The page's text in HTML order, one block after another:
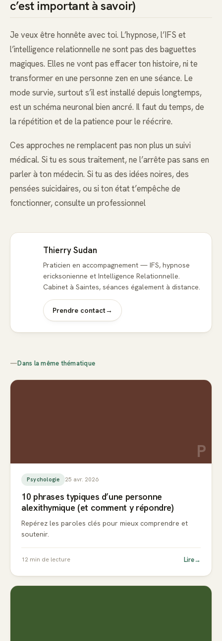
c’est important à savoir)
Je veux être honnête avec toi. L’hypnose, l’IFS et
l’intelligence relationnelle ne sont pas des baguettes
magiques. Elles ne vont pas effacer ton histoire, ni te
transformer en une personne zen en une séance. Le
mode survie, surtout s’il est installé depuis longtemps,
est un schéma neuronal bien ancré. Il faut du temps, de
la répétition et de la patience pour le réécrire.
Ces approches ne remplacent pas non plus un suivi
médical. Si tu es sous traitement, ne l’arrête pas sans en
parler à ton médecin. Si tu as des idées noires, des
pensées suicidaires, ou si ton état t’empêche de
fonctionner, consulte un professionnel
Thierry Sudan
Praticien en accompagnement — IFS, hypnose
ericksonienne et Intelligence Relationnelle.
Cabinet à Saintes, séances également à distance.
Prendre contact→
—Dans la même thématique
P
Psychologie 25 avr. 2026
10 phrases typiques d’une personne
alexithymique (et comment y répondre)
Repérez les paroles clés pour mieux comprendre et
soutenir.
12 min de lecture Lire→